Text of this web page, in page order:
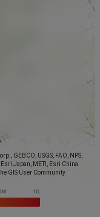
GEBCO, USGS, FAO, NPS,
Japan, METI, Esri China
GIS User Community